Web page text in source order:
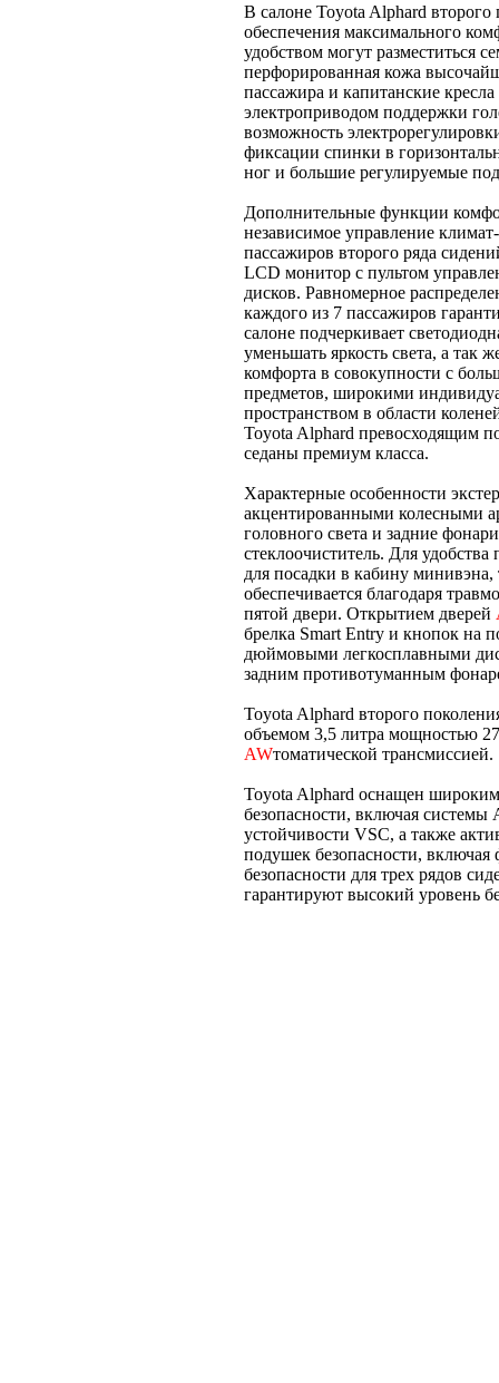
В салоне Toyota Alphard второго
обеспечения максимального
удобством могут разместиться
перфорированная кожа
пассажира и капитанские
электроприводом поддержки
возможность
фиксации спинки в
ног и большие регулируемые
Дополнительные функции
независимое управление
пассажиров второго ряда
LCD монитор с пультом
дисков. Равномерное
каждого из 7 пассажиров
салоне подчеркивает
уменьшать яркость света, а
комфорта в совокупности с
предметов, широкими
пространством в области
Toyota Alphard превосходящим
седаны премиум класса.
Характерные особенности
акцентированными колесными
головного света и задние
стеклоочиститель. Для
для посадки в кабину
обеспечивается благодаря
пятой двери. Открытием дверей
брелка Smart Entry и кнопок на
дюймовыми легкосплавными
задним противотуманным
Toyota Alphard второго
объемом 3,5 литра мощностью
AWтоматической трансмиссией.
Toyota Alphard оснащен
безопасности, включая
устойчивости VSC, а также
подушек безопасности,
безопасности для трех рядов
гарантируют высокий уровень